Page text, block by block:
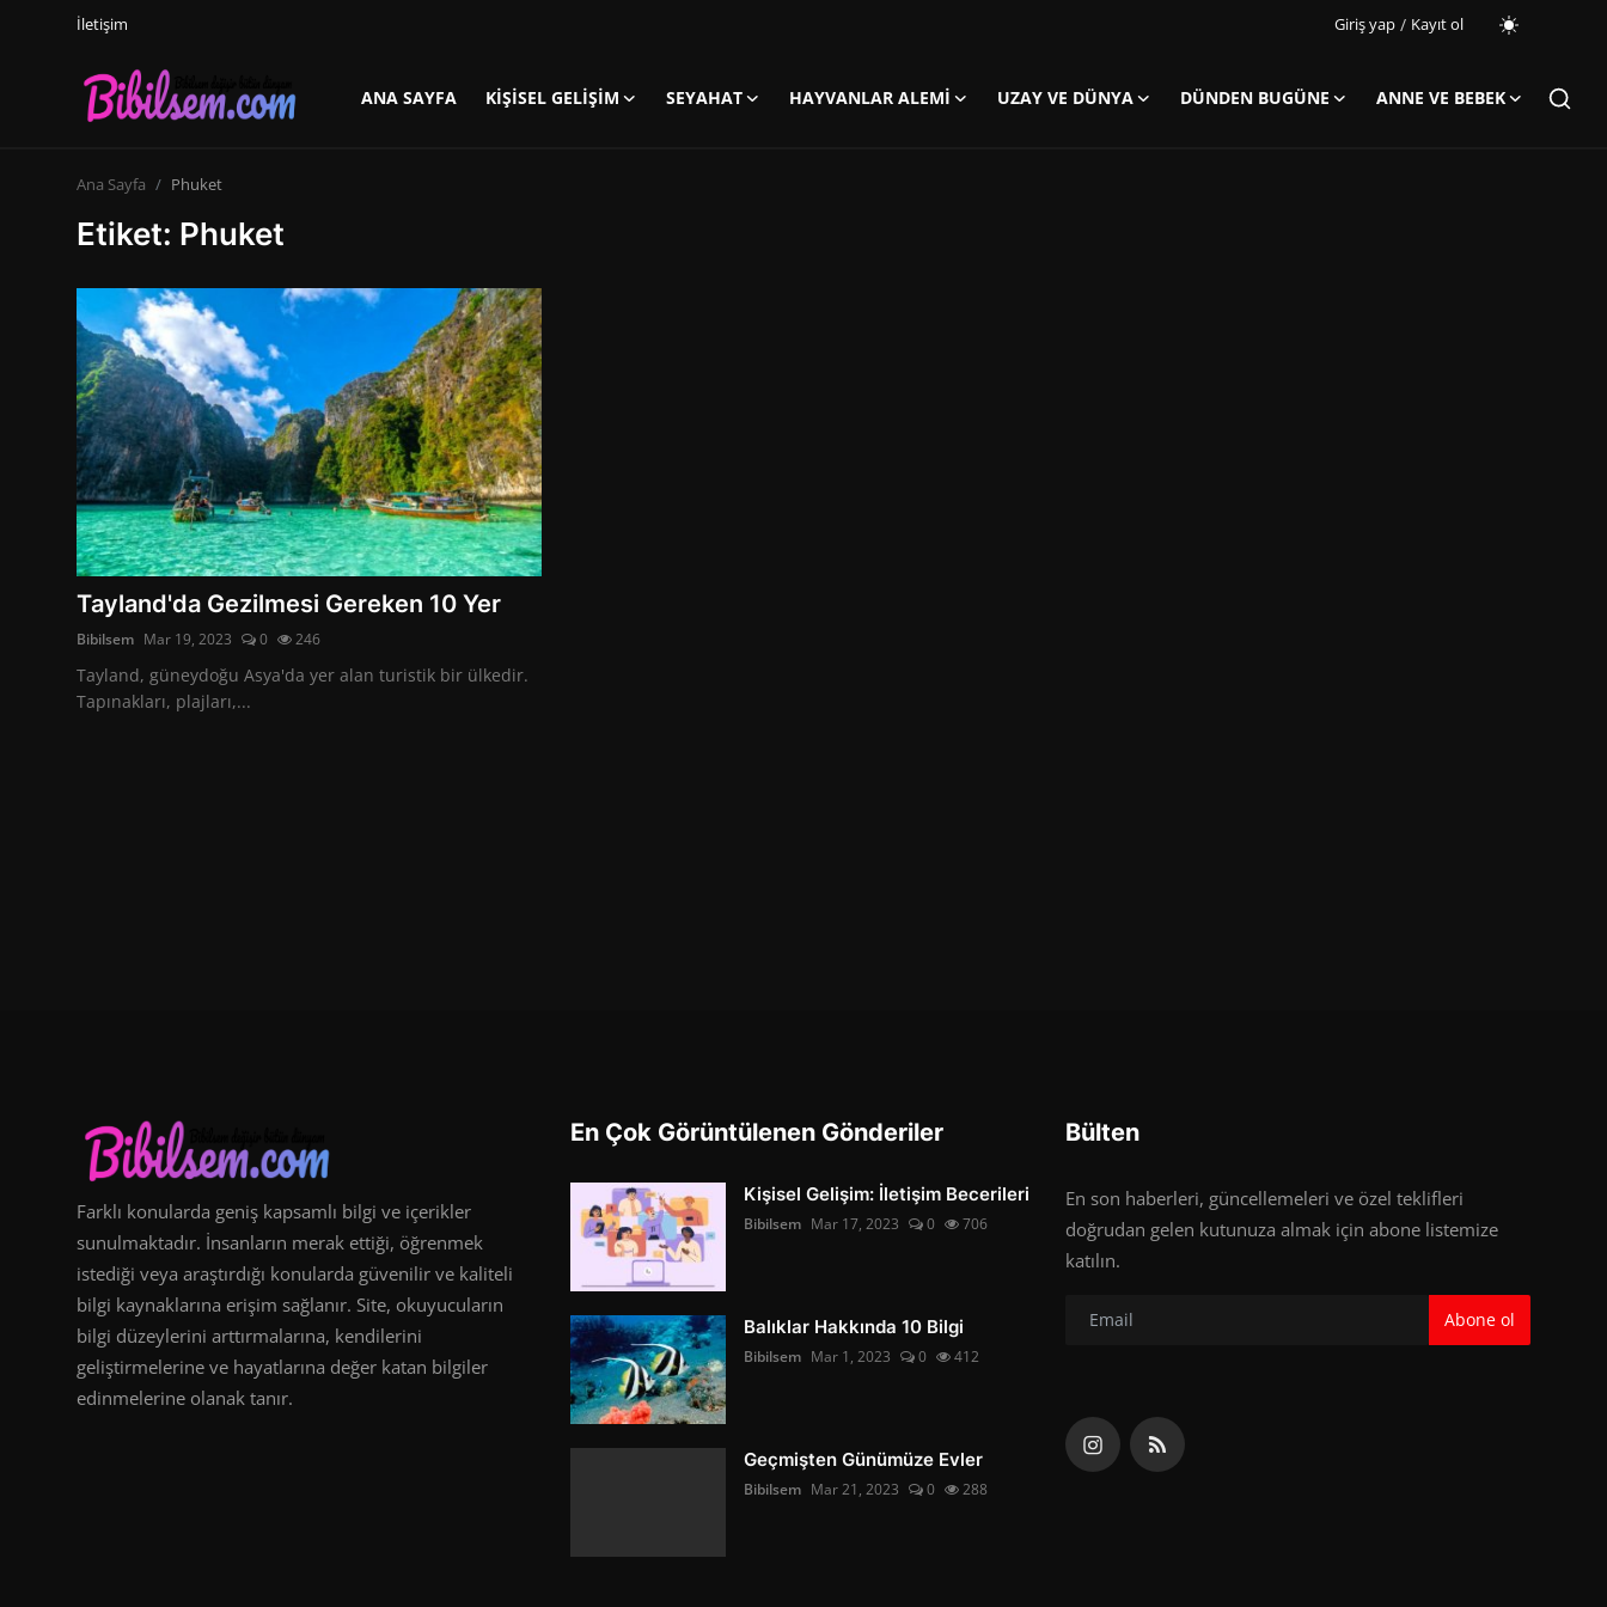
İletişim Giriş yap / Kayıt ol
ANA SAYFA KIŞISEL GELIŞIM SEYAHAT HAYVANLAR ALEMI UZAY VE DÜNYA DÜNDEN BUGÜNE
ANNE VE BEBEK
Kişisel Gelişim
Hayvanlar Alemi
Uzay ve Dünya
Dünden Bugüne
ANNE VE BEBEK
İletişim
Ana Sayfa Phuket
Etiket: Phuket
Tayland'da Gezilmesi Gereken 10 Yer
Bibilsem Mar 19, 2023 0 246
Tayland, güneydoğu Asya'da yer alan turistik bir ülkedir.
Tapınakları, plajları,...
Farklı konularda geniş kapsamlı bilgi ve içerikler
sunulmaktadır. İnsanların merak ettiği, öğrenmek
istediği veya araştırdığı konularda güvenilir ve kaliteli
bilgi kaynaklarına erişim sağlanır. Site, okuyucuların
bilgi düzeylerini arttırmalarına, kendilerini
geliştirmelerine ve hayatlarına değer katan bilgiler
edinmelerine olanak tanır.
En Çok Görüntülenen Gönderiler
Kişisel Gelişim: İletişim Becerileri
Bibilsem Mar 17, 2023 0 706
Balıklar Hakkında 10 Bilgi
Bibilsem Mar 1, 2023 0 412
Geçmişten Günümüze Evler
Bibilsem Mar 21, 2023 0 288
Bülten
En son haberleri, güncellemeleri ve özel teklifleri
doğrudan gelen kutunuza almak için abone listemize
katılın.
Abone ol